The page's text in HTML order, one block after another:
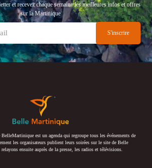
et recevez chaque semaine les meilleures infos et offres
sur la Martinique
BelleMartinique est un agenda qui regroupe tous les événements de
les organisateurs publient leurs soirées sur le site de Belle
ensuite auprès de la presse, les radios et télévisions.